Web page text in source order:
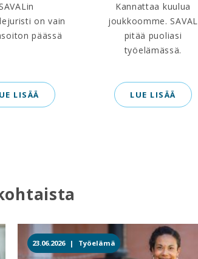
on vain
päässä
LISÄÄ
Kannattaa kuulua
joukkoomme. SAVAL
pitää puoliasi
työelämässä.
LUE LISÄÄ
23.06.2026 | Työelämä